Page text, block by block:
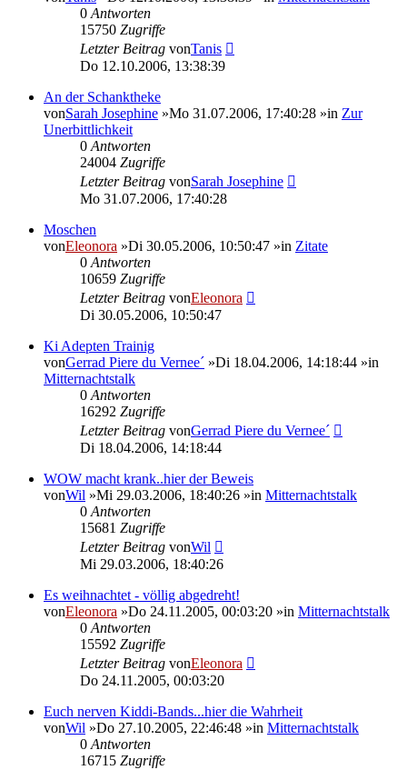
0 Antworten
15750 Zugriffe
Letzter Beitrag vonTanis
Do 12.10.2006, 13:38:39
An der Schanktheke
vonSarah Josephine »Mo 31.07.2006, 17:40:28 »in Zur
Unerbittlichkeit
0 Antworten
24004 Zugriffe
Letzter Beitrag vonSarah Josephine
Mo 31.07.2006, 17:40:28
Moschen
vonEleonora »Di 30.05.2006, 10:50:47 »in Zitate
0 Antworten
10659 Zugriffe
Letzter Beitrag vonEleonora
Di 30.05.2006, 10:50:47
Ki Adepten Trainig
vonGerrad Piere du Vernee´ »Di 18.04.2006, 14:18:44 »in
Mitternachtstalk
0 Antworten
16292 Zugriffe
Letzter Beitrag vonGerrad Piere du Vernee´
Di 18.04.2006, 14:18:44
WOW macht krank..hier der Beweis
vonWil »Mi 29.03.2006, 18:40:26 »in Mitternachtstalk
0 Antworten
15681 Zugriffe
Letzter Beitrag vonWil
Mi 29.03.2006, 18:40:26
Es weihnachtet - völlig abgedreht!
vonEleonora »Do 24.11.2005, 00:03:20 »in Mitternachtstalk
0 Antworten
15592 Zugriffe
Letzter Beitrag vonEleonora
Do 24.11.2005, 00:03:20
Euch nerven Kiddi-Bands...hier die Wahrheit
vonWil »Do 27.10.2005, 22:46:48 »in Mitternachtstalk
0 Antworten
16715 Zugriffe